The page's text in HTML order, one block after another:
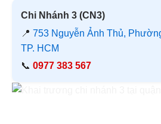
Chi Nhánh 3 (CN3)
📍 753 Nguyễn Ảnh Thủ,
TP. HCM
📞 0977 383 567